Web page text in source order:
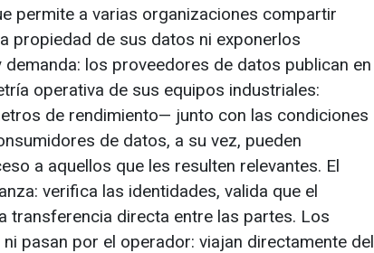
permite a varias organizaciones compartir
propiedad de sus datos ni exponerlos
los proveedores de datos publican en
operativa de sus equipos industriales:
de rendimiento— junto con las condiciones
de datos, a su vez, pueden
a aquellos que les resulten relevantes. El
verifica las identidades, valida que el
transferencia directa entre las partes. Los
pasan por el operador: viajan directamente del